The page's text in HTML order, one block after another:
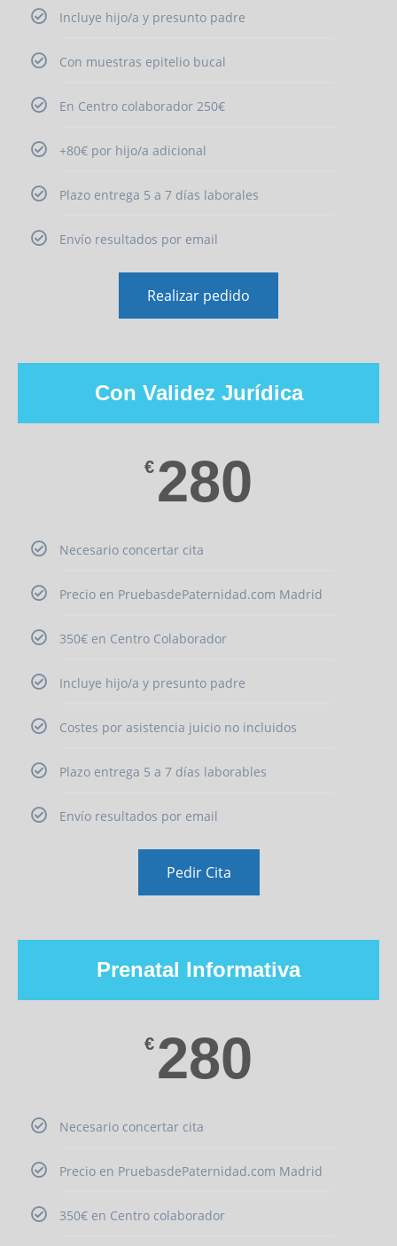
Incluye hijo/a y presunto padre
Con muestras epitelio bucal
En Centro colaborador 250€
+80€ por hijo/a adicional
Plazo entrega 5 a 7 días laborales
Envío resultados por email
Realizar pedido
Con Validez Jurídica
€ 280
Necesario concertar cita
Precio en PruebasdePaternidad.com Madrid
350€ en Centro Colaborador
Incluye hijo/a y presunto padre
Costes por asistencia juicio no incluidos
Plazo entrega 5 a 7 días laborables
Envío resultados por email
Pedir Cita
Prenatal Informativa
€ 280
Necesario concertar cita
Precio en PruebasdePaternidad.com Madrid
350€ en Centro colaborador